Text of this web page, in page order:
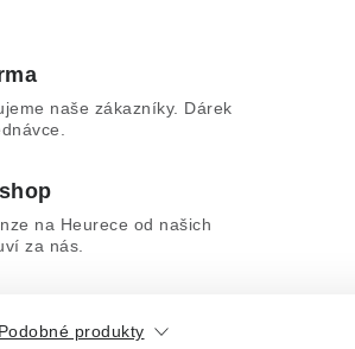
naše zákazníky. Dárek
na Heurece od našich
za nás.
Podobné produkty